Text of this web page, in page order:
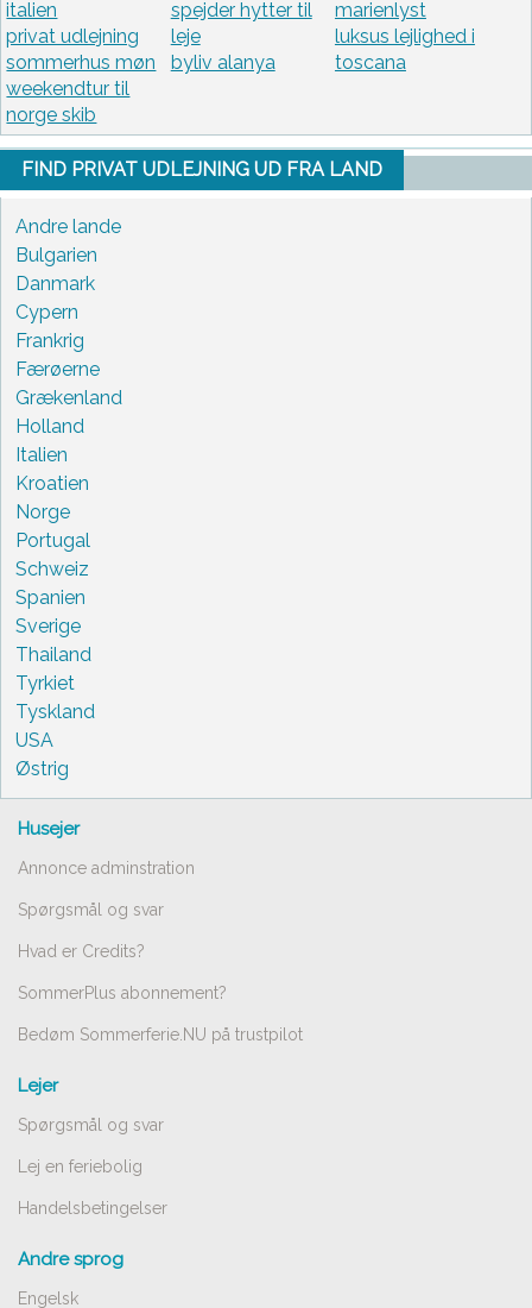
italien
privat udlejning
sommerhus møn
weekendtur til
norge skib
spejder hytter til
leje
byliv alanya
marienlyst
luksus lejlighed i
toscana
FIND PRIVAT UDLEJNING UD FRA LAND
Andre lande
Bulgarien
Danmark
Cypern
Frankrig
Færøerne
Grækenland
Holland
Italien
Kroatien
Norge
Portugal
Schweiz
Spanien
Sverige
Thailand
Tyrkiet
Tyskland
USA
Østrig
Husejer
Annonce adminstration
Spørgsmål og svar
Hvad er Credits?
SommerPlus abonnement?
Bedøm Sommerferie.NU på trustpilot
Lejer
Spørgsmål og svar
Lej en feriebolig
Handelsbetingelser
Andre sprog
Engelsk